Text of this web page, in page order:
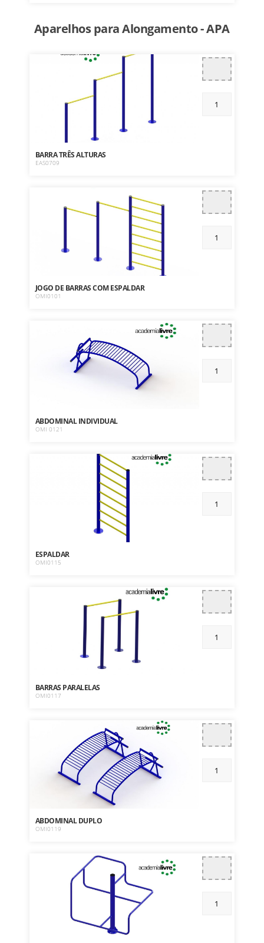
Aparelhos para Alongamento - APA
BARRA TRÊS ALTURAS
EAS0709
JOGO DE BARRAS COM ESPALDAR
OMI0101
ABDOMINAL INDIVIDUAL
OMI 0121
ESPALDAR
OMI0115
BARRAS PARALELAS
OMI0117
ABDOMINAL DUPLO
OMI0119